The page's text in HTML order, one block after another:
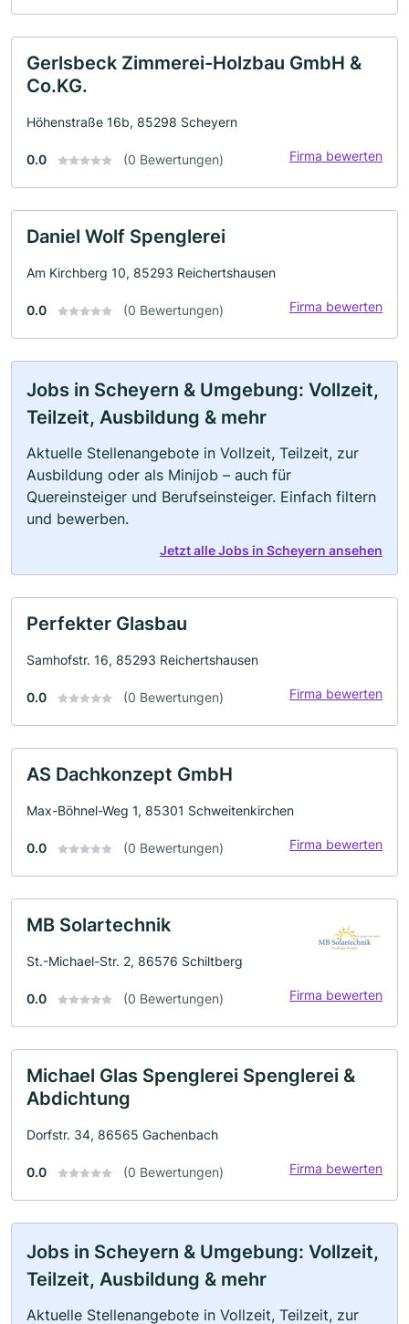
Gerlsbeck Zimmerei-Holzbau GmbH &
Co.KG.
Höhenstraße 16b, 85298 Scheyern
0.0 (0 Bewertungen) Firma bewerten
Daniel Wolf Spenglerei
Am Kirchberg 10, 85293 Reichertshausen
0.0 (0 Bewertungen) Firma bewerten
Jobs in Scheyern & Umgebung: Vollzeit,
Teilzeit, Ausbildung & mehr
Aktuelle Stellenangebote in Vollzeit, Teilzeit, zur
Ausbildung oder als Minijob – auch für
Quereinsteiger und Berufseinsteiger. Einfach filtern
und bewerben.
Jetzt alle Jobs in Scheyern ansehen
Perfekter Glasbau
Samhofstr. 16, 85293 Reichertshausen
0.0 (0 Bewertungen) Firma bewerten
AS Dachkonzept GmbH
Max-Böhnel-Weg 1, 85301 Schweitenkirchen
0.0 (0 Bewertungen) Firma bewerten
MB Solartechnik
St.-Michael-Str. 2, 86576 Schiltberg
0.0 (0 Bewertungen) Firma bewerten
Michael Glas Spenglerei Spenglerei &
Abdichtung
Dorfstr. 34, 86565 Gachenbach
0.0 (0 Bewertungen) Firma bewerten
Jobs in Scheyern & Umgebung: Vollzeit,
Teilzeit, Ausbildung & mehr
Aktuelle Stellenangebote in Vollzeit, Teilzeit, zur